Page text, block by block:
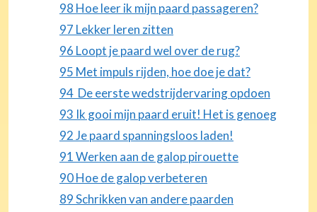
98 Hoe leer ik mijn paard passageren?
97 Lekker leren zitten
96 Loopt je paard wel over de rug?
95 Met impuls rijden, hoe doe je dat?
94 De eerste wedstrijdervaring opdoen
93 Ik gooi mijn paard eruit! Het is genoeg
92 Je paard spanningsloos laden!
91 Werken aan de galop pirouette
90 Hoe de galop verbeteren
89 Schrikken van andere paarden